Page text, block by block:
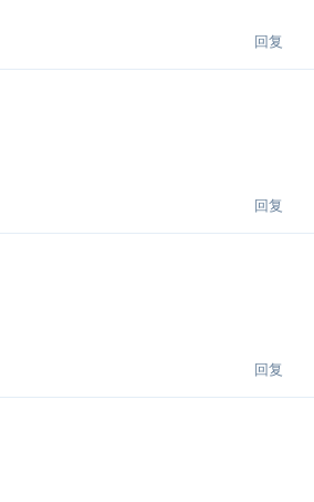
回复
回复
回复